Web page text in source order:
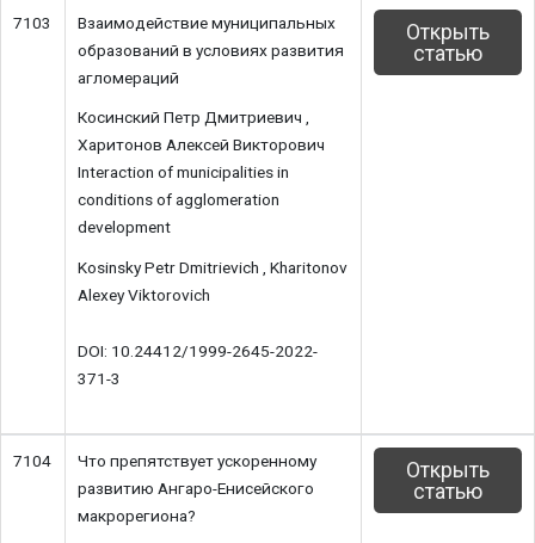
7103
Взаимодействие муниципальных
образований в условиях развития
агломераций
Косинский Петр Дмитриевич ,
Харитонов Алексей Викторович
Interaction of municipalities in
conditions of agglomeration
development
Kosinsky Petr Dmitrievich , Kharitonov
Alexey Viktorovich
DOI: 10.24412/1999-2645-2022-
371-3
Открыть
статью
7104
Что препятствует ускоренному
развитию Ангаро-Енисейского
макрорегиона?
Открыть
статью